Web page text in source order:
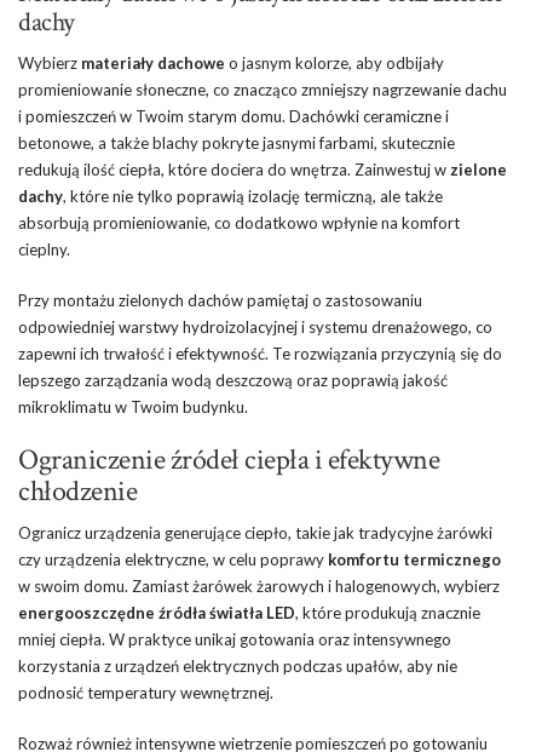
dachy
Wybierz materiały dachowe o jasnym kolorze, aby odbijały
promieniowanie słoneczne, co znacząco zmniejszy nagrzewanie dachu
i pomieszczeń w Twoim starym domu. Dachówki ceramiczne i
betonowe, a także blachy pokryte jasnymi farbami, skutecznie
redukują ilość ciepła, które dociera do wnętrza. Zainwestuj w zielone
dachy, które nie tylko poprawią izolację termiczną, ale także
absorbują promieniowanie, co dodatkowo wpłynie na komfort
cieplny.
Przy montażu zielonych dachów pamiętaj o zastosowaniu
odpowiedniej warstwy hydroizolacyjnej i systemu drenażowego, co
zapewni ich trwałość i efektywność. Te rozwiązania przyczynią się do
lepszego zarządzania wodą deszczową oraz poprawią jakość
mikroklimatu w Twoim budynku.
Ograniczenie źródeł ciepła i efektywne
chłodzenie
Ogranicz urządzenia generujące ciepło, takie jak tradycyjne żarówki
czy urządzenia elektryczne, w celu poprawy komfortu termicznego
w swoim domu. Zamiast żarówek żarowych i halogenowych, wybierz
energooszczędne źródła światła LED, które produkują znacznie
mniej ciepła. W praktyce unikaj gotowania oraz intensywnego
korzystania z urządzeń elektrycznych podczas upałów, aby nie
podnosić temperatury wewnętrznej.
Rozważ również intensywne wietrzenie pomieszczeń po gotowaniu